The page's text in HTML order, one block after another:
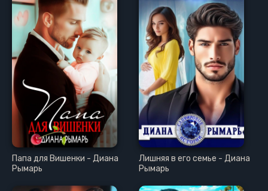
Папа для Вишенки - Диана
Рымарь
Лишняя в его семье - Диана
Рымарь